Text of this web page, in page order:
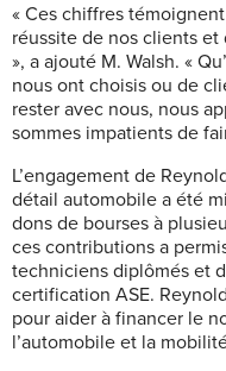
« Ces chiffres
réussite de nos clients
», a ajouté M. Walsh. «
nous ont choisis ou de
rester avec nous, nous
sommes impatients de
L’engagement de
détail automobile a été
dons de bourses à
ces contributions a
techniciens diplômés et
certification ASE.
pour aider à financer le
l’automobile et la